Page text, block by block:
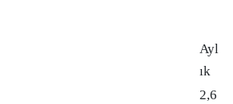
Ayl
ık
2,6